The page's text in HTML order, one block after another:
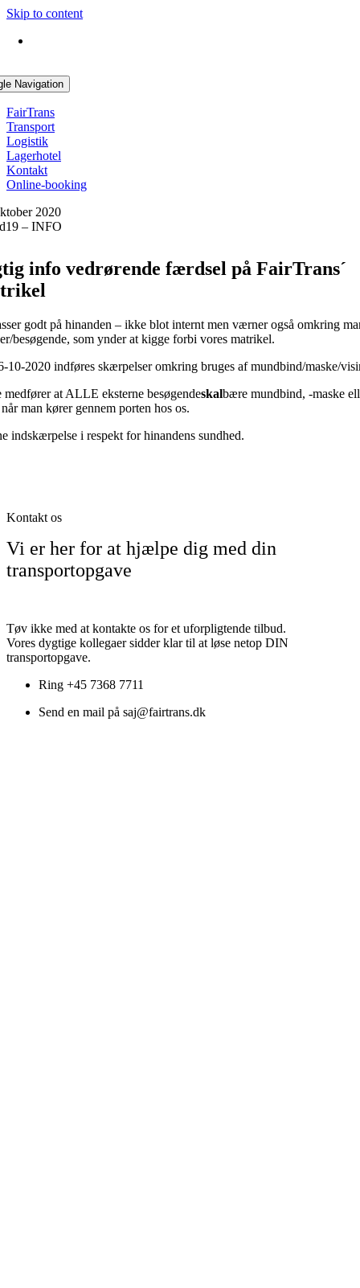
Skip to content
Navigation
FairTrans
Transport
Logistik
Lagerhotel
Kontakt
Online-booking
2020
– INFO
info vedrørende færdsel på FairTrans´
godt på hinanden – ikke blot internt men værner også omkring
besøgende, som ynder at kigge forbi vores matrikel.
10-2020 indføres skærpelser omkring bruges af mundbind/maske/
medfører at ALLE eksterne besøgendeskalbære mundbind, -maske
man kører gennem porten hos os.
indskærpelse i respekt for hinandens sundhed.
Kontakt os
Vi er her for at hjælpe dig med din
transportopgave
Tøv ikke med at kontakte os for et uforpligtende tilbud.
Vores dygtige kollegaer sidder klar til at løse netop DIN
transportopgave.
Ring +45 7368 7711
Send en mail på saj@fairtrans.dk